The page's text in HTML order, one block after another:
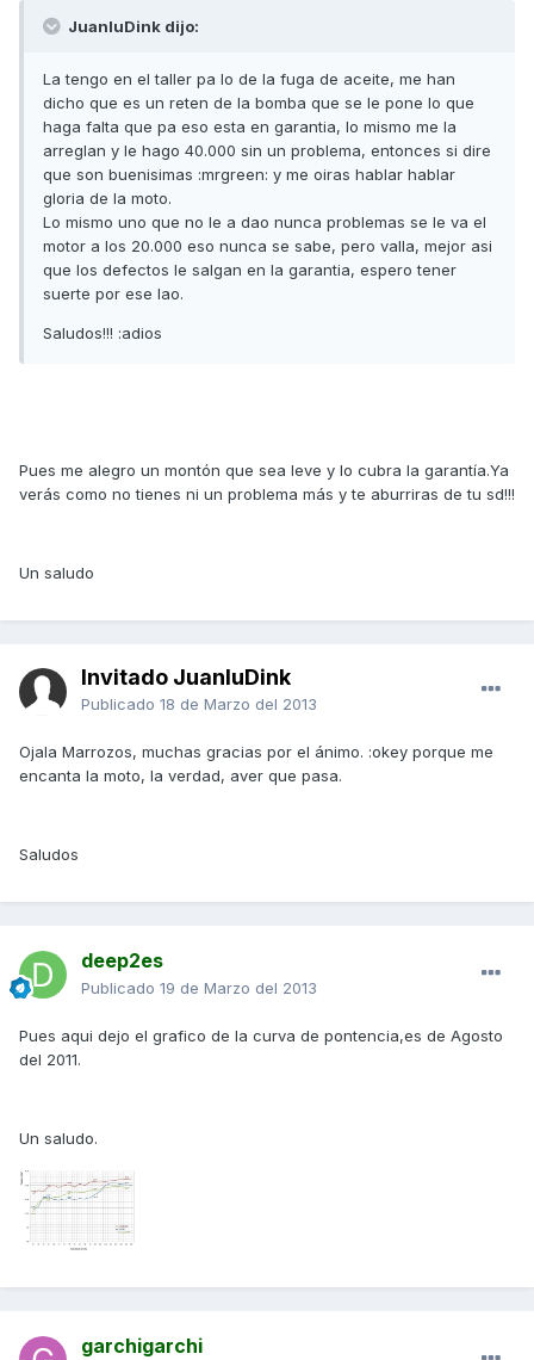
JuanluDink dijo:
La tengo en el taller pa lo de la fuga de aceite, me han
dicho que es un reten de la bomba que se le pone lo que
haga falta que pa eso esta en garantia, lo mismo me la
arreglan y le hago 40.000 sin un problema, entonces si dire
que son buenisimas :mrgreen: y me oiras hablar hablar
gloria de la moto.
Lo mismo uno que no le a dao nunca problemas se le va el
motor a los 20.000 eso nunca se sabe, pero valla, mejor asi
que los defectos le salgan en la garantia, espero tener
suerte por ese lao.
Saludos!!! :adios
Pues me alegro un montón que sea leve y lo cubra la garantía.Ya
verás como no tienes ni un problema más y te aburriras de tu sd!!!
Un saludo
Invitado JuanluDink
Publicado 18 de Marzo del 2013
Ojala Marrozos, muchas gracias por el ánimo. :okey porque me
encanta la moto, la verdad, aver que pasa.
Saludos
deep2es
Publicado 19 de Marzo del 2013
Pues aqui dejo el grafico de la curva de pontencia,es de Agosto
del 2011.
Un saludo.
garchigarchi